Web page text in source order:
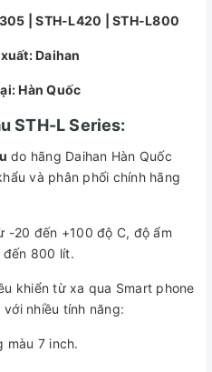
| STH-L420 | STH-L800
Daihan
Hàn Quốc
STH-L Series:
do hãng Daihan Hàn Quốc
và phân phối chính hãng
-20 đến +100 độ C, độ ẩm
đến 800 lít.
khiển từ xa qua Smart phone
nhiều tính năng:
màu 7 inch.